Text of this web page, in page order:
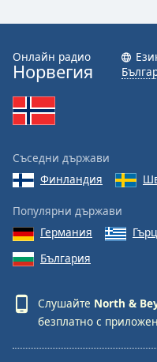
Family
Reset
Done
Dialog
End
dialog
window.
Онлайн радио
Норвегия
Съседни държави
Финландия
Популярни държави
Германия
България
Слушайте North &
безплатно с